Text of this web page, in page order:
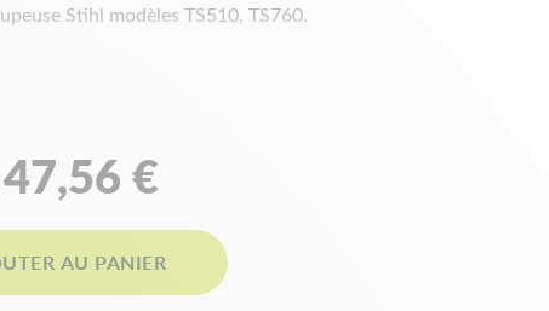
Stihl modèles TS510, TS760.
47,56 €
AU PANIER